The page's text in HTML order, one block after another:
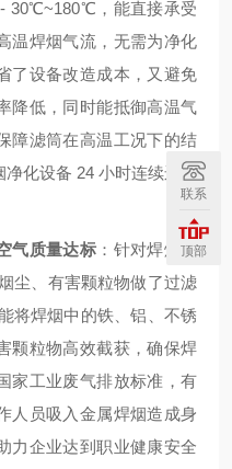
30℃~180℃，能直接承受
温焊烟气流，无需为净化
了设备改造成本，又避免
降低，同时能抵御高温气
障滤筒在高温工况下的结
化设备 24 小时连续运行
气质量达标 ：针对焊烟中
尘、有害颗粒物做了过滤
将焊烟中的铁、铝、不锈
颗粒物高效截获，确保焊
家工业废气排放标准，有
人员吸入金属焊烟造成身
力企业达到职业健康安全
联系
顶部